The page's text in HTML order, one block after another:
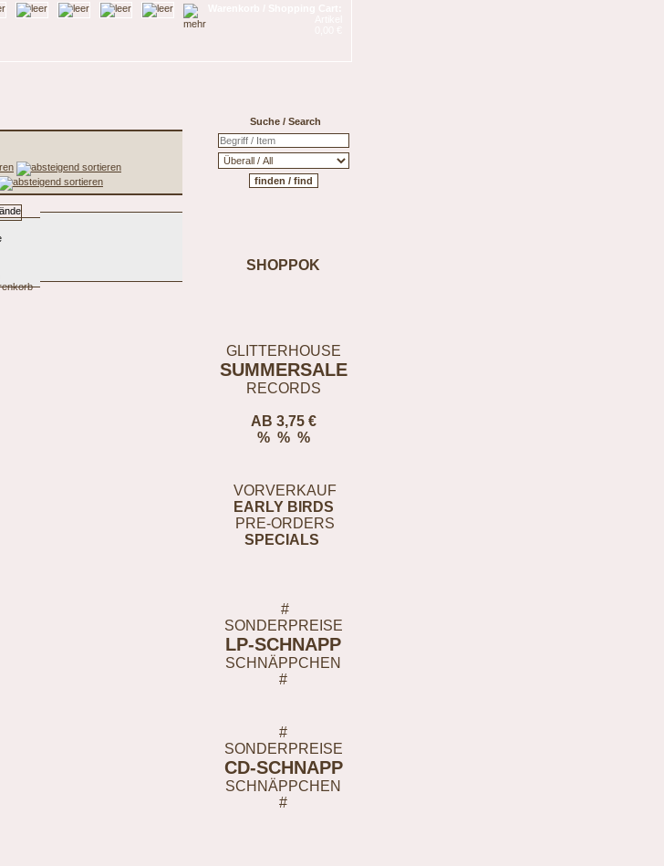
Suche / Search
SHOPPOK
GLITTERHOUSE
SUMMERSALE
RECORDS
AB 3,75 €
% % %
VORVERKAUF
EARLY BIRDS
PRE-ORDERS
SPECIALS
#
SONDERPREISE
LP-SCHNAPP
SCHNÄPPCHEN
#
#
SONDERPREISE
CD-SCHNAPP
SCHNÄPPCHEN
#